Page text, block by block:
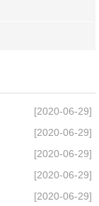
[2020-06-29]
[2020-06-29]
[2020-06-29]
[2020-06-29]
[2020-06-29]